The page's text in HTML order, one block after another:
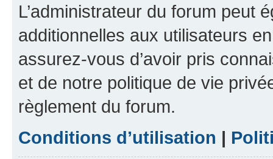
L’administrateur du forum peut
additionnelles aux utilisateurs
assurez-vous d’avoir pris
et de notre politique de vie
règlement du forum.
Conditions d’utilisation |